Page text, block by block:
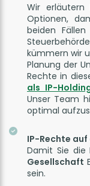
Wir
Optionen,
beiden
kümmern wir
Planung der
Rechte in
als IP-
Unser Team
optimal
IP-Rechte
Damit Sie die
Gesellschaft
sein.